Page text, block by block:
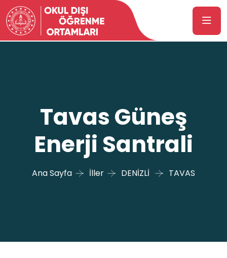
Tavas Güneş
Enerji Santrali
Ana Sayfa İller DENİZLİ TAVAS